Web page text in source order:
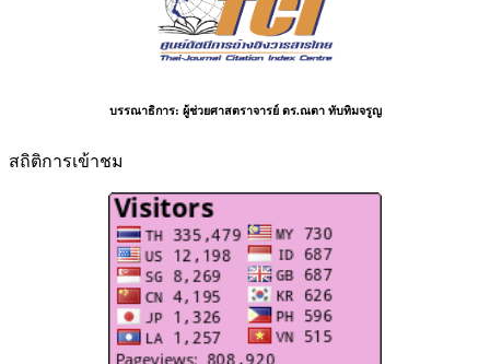
บรรณาธิการ: ผู้ช่วยศาสตราจารย์ ดร.ณตา ทับทิมจรูญ
สถิติการเข้าชม